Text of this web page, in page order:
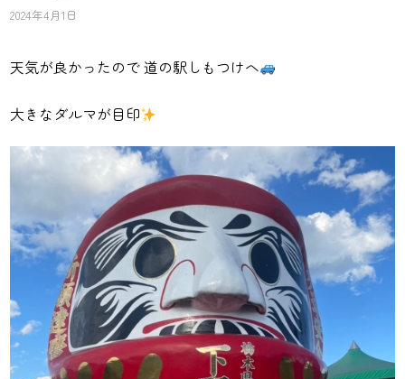
2024年4月1日
天気が良かったので 道の駅しもつけへ
大きなダルマが目印